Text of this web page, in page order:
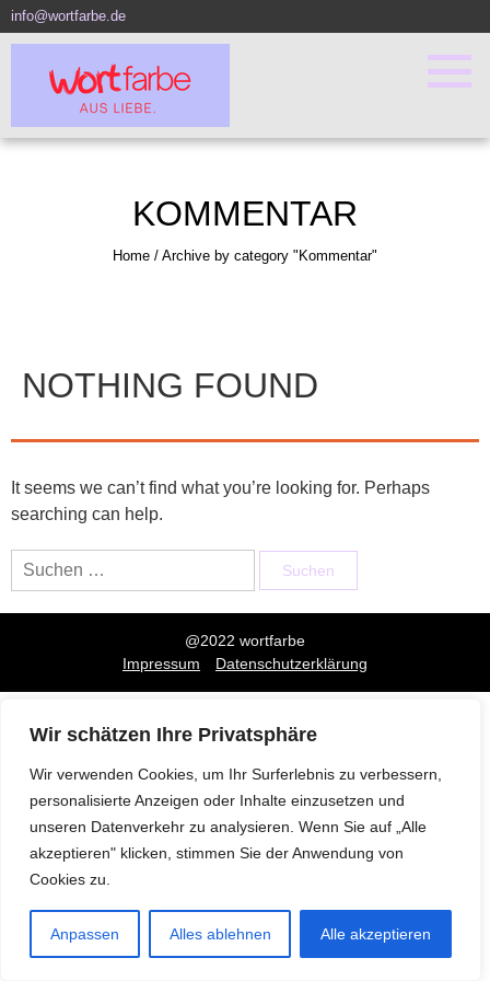
Wir schätzen Ihre Privatsphäre
Wir verwenden Cookies, um Ihr Surferlebnis zu verbessern,
personalisierte Anzeigen oder Inhalte einzusetzen und
unseren Datenverkehr zu analysieren. Wenn Sie auf „Alle
akzeptieren" klicken, stimmen Sie der Anwendung von
Cookies zu.
Anpassen Alles ablehnen Alle akzeptieren
info@wortfarbe.de
KOMMENTAR
Home / Archive by category "Kommentar"
NOTHING FOUND
It seems we can’t find what you’re looking for. Perhaps
searching can help.
Suchen
nach:
@2022 wortfarbe
Impressum
Datenschutzerklärung